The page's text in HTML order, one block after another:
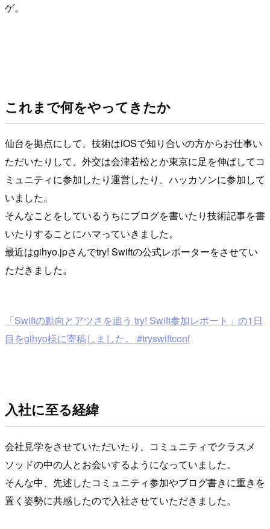
ゲ。
これまで何をやってきたか
仙台を拠点にして、技術はiOSで知り合いの方からお仕事い
ただいたりして、外交は会津若松とか東京に足を伸ばしてコ
ミュニティに参加したり運営したり、ハッカソンに参加して
いました。
そんなことをしているうちにブログを書いたり技術記事を書
いたりすることにハマっていきました。
最近はgihyo.jpさんでtry! Swiftの公式レポーターをさせてい
ただきました。
「Swiftの動向とアツさを追う try! Swift参加レポート」の1日
目をgihyo様に寄稿しました。 #tryswiftconf
入社に至る経緯
会社見学をさせていただいたり、コミュニティでクラスメ
ソッドの中の人とお会いするようになっていました。
そんな中、先述したコミュニティ参加やブログ書きに重きを
置く姿勢に共感したので入社させていただきました。